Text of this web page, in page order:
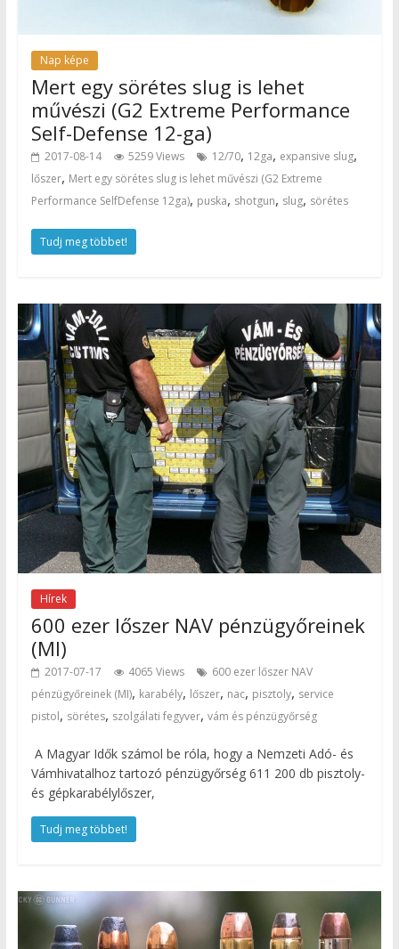
Nap képe
Mert egy sörétes slug is lehet
művészi (G2 Extreme Performance
Self-Defense 12-ga)
2017-08-14 5259 Views 12/70, 12ga, expansive slug,
lőszer, Mert egy sörétes slug is lehet művészi (G2 Extreme
Performance SelfDefense 12ga), puska, shotgun, slug, sörétes
Tudj meg többet!
Hírek
600 ezer lőszer NAV pénzügyőreinek
(MI)
2017-07-17 4065 Views
600 ezer lőszer NAV
pénzügyőreinek (MI), karabély, lőszer, nac, pisztoly, service
pistol, sörétes, szolgálati fegyver, vám és pénzügyőrség
A Magyar Idők számol be róla, hogy a Nemzeti Adó- és
Vámhivatalhoz tartozó pénzügyőrség 611 200 db pisztoly-
és gépkarabélylőszer,
Tudj meg többet!